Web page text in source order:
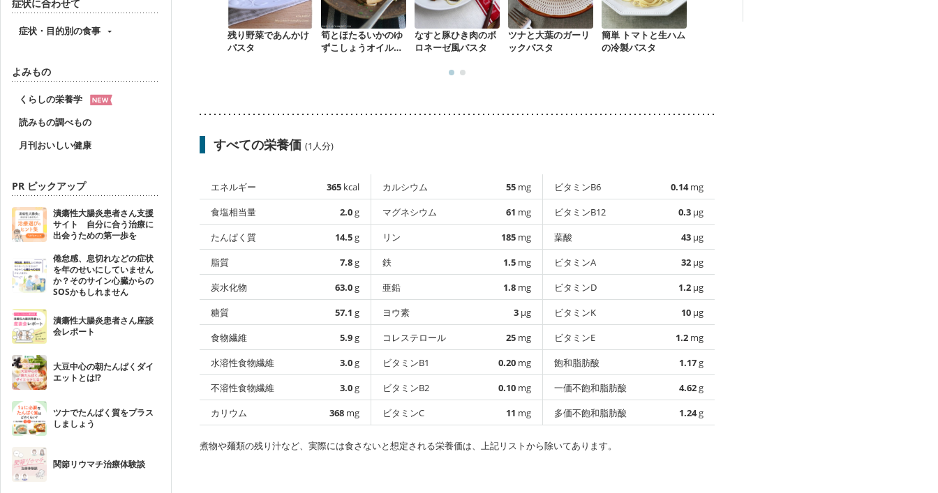
症状に合わせて
症状・目的別の食事
よみもの
くらしの栄養学
読みもの調べもの
月刊おいしい健康
PR ピックアップ
潰瘍性大腸炎患者さん支援
サイト 自分に合う治療に
出会うための第一歩を
倦怠感、息切れなどの症状
を年のせいにしていません
か？そのサイン心臓からの
SOSかもしれません
潰瘍性大腸炎患者さん座談
会レポート
大豆中心の朝たんぱくダイ
エットとは!?
ツナでたんぱく質をプラス
しましょう
関節リウマチ治療体験談
残り野菜であんかけ
パスタ
筍とほたるいかのゆ
ずこしょうオイルパ
なすと豚ひき肉のボ
ロネーゼ風パスタ
ツナと大葉のガーリ
ックパスタ
簡単 トマトと生ハム
の冷製パスタ
すべての栄養価 (1人分)
エネルギー 365 kcal
食塩相当量
2.0g
たんぱく質
14.5g
脂質
7.8g
炭水化物
63.0g
糖質
57.1 g
食物繊維
5.9g
水溶性食物繊維
3.0g
不溶性食物繊維
3.0g
カリウム
368 mg
カルシウム 55 mg
マグネシウム
61 mg
リン
185 mg
鉄
1.5 mg
亜鉛
1.8 mg
ヨウ素
3 µg
コレステロール
25 mg
ビタミンB1
0.20 mg
ビタミンB2
0.10 mg
ビタミンC
11 mg
ビタミンB6 0.14mg
ビタミンB12
0.3 µg
葉酸
43 µg
ビタミンA
32 µg
ビタミンD
1.2 µg
ビタミンK
10 µg
ビタミンE
1.2 mg
飽和脂肪酸
1.17g
一価不飽和脂肪酸
4.62g
多価不飽和脂肪酸
1.24g
煮物や麺類の残り汁など、実際には食さないと想定される栄養価は、上記リストから除いてあります。